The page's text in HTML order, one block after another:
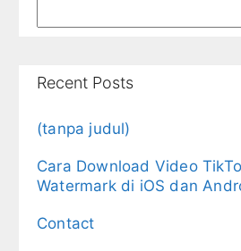
Recent Posts
(tanpa judul)
Cara Download Video
Watermark di iOS dan
Contact